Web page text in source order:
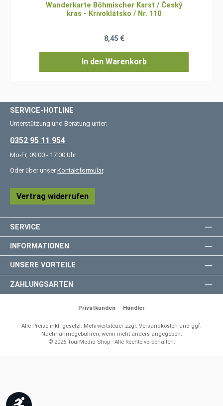
Wanderkarte Böhmischer Karst / Český
kras - Krivoklátsko / Nr. 110
Regulärer Preis:
8,45 €
In den Warenkorb
SERVICE-HOTLINE
Unterstützung und Beratung unter:
0352 95 11 954
Mo-Fr, 09:00 - 17:00 Uhr
Oder über unser Kontaktformular.
Vertrag widerrufen
SERVICE
INFORMATIONEN
UNSERE VORTEILE
ZAHLUNGSARTEN
Privatkunden Händler
Alle Preise inkl. gesetzl. Mehrwertsteuer zzgl. Versandkosten und ggf.
Nachnahmegebühren, wenn nicht anders angegeben.
© 2026 TourMedia Shop - Alle Rechte vorbehalten.
Werkzeugleiste anzeigen